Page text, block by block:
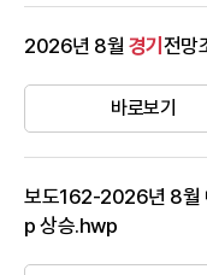
2026년 8월 경기 전망
바로보기
보도162-2026년 8
p 상승.hwp